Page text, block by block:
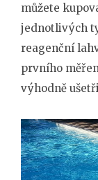
můžete
jednotlivých
reagenční
prvního
výhodně